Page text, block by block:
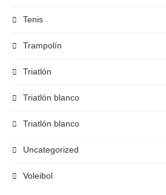
Tenis
Trampolín
Triatlón
Triatlón blanco
Triatlón blanco
Uncategorized
Voleibol